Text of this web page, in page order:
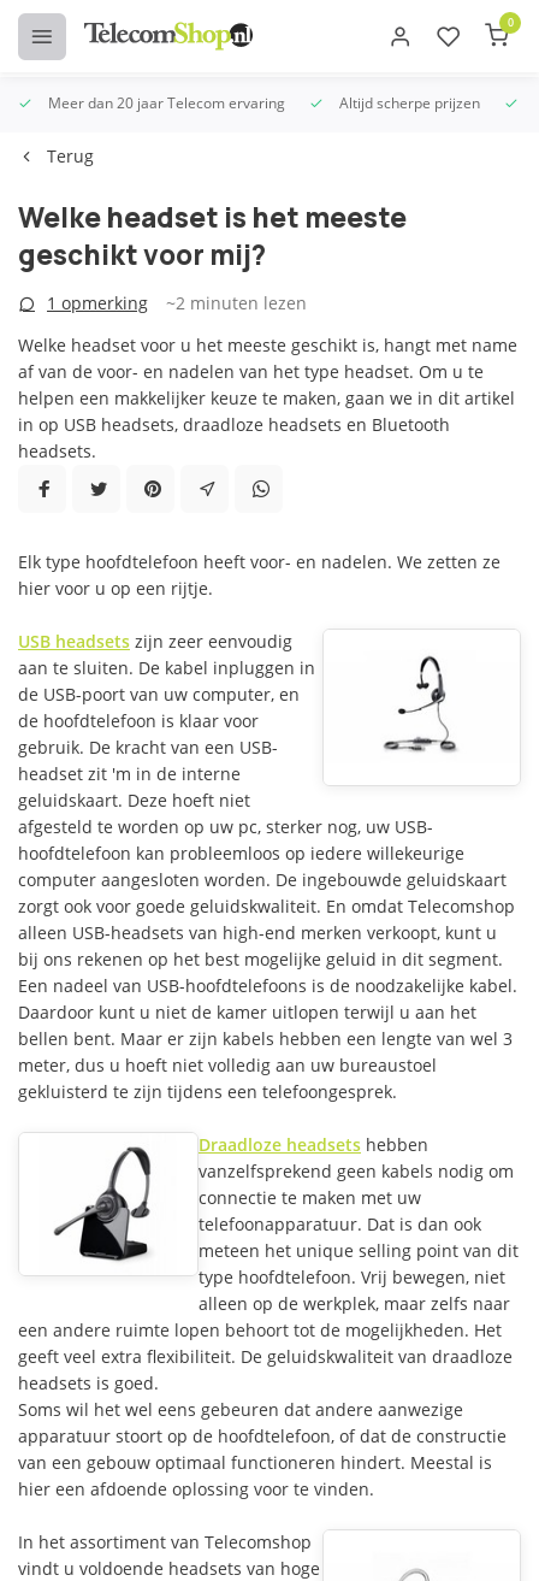
0
Meer dan 20 jaar Telecom ervaring Altijd scherpe prijzen
Terug
Welke headset is het meeste
geschikt voor mij?
1 opmerking ~2 minuten lezen
Welke headset voor u het meeste geschikt is, hangt met name
af van de voor- en nadelen van het type headset. Om u te
helpen een makkelijker keuze te maken, gaan we in dit artikel
in op USB headsets, draadloze headsets en Bluetooth
headsets.
Elk type hoofdtelefoon heeft voor- en nadelen. We zetten ze
hier voor u op een rijtje.
USB headsets zijn zeer eenvoudig
aan te sluiten. De kabel inpluggen in
de USB-poort van uw computer, en
de hoofdtelefoon is klaar voor
gebruik. De kracht van een USB-
headset zit 'm in de interne
geluidskaart. Deze hoeft niet
afgesteld te worden op uw pc, sterker nog, uw USB-
hoofdtelefoon kan probleemloos op iedere willekeurige
computer aangesloten worden. De ingebouwde geluidskaart
zorgt ook voor goede geluidskwaliteit. En omdat Telecomshop
alleen USB-headsets van high-end merken verkoopt, kunt u
bij ons rekenen op het best mogelijke geluid in dit segment.
Een nadeel van USB-hoofdtelefoons is de noodzakelijke kabel.
Daardoor kunt u niet de kamer uitlopen terwijl u aan het
bellen bent. Maar er zijn kabels hebben een lengte van wel 3
meter, dus u hoeft niet volledig aan uw bureaustoel
gekluisterd te zijn tijdens een telefoongesprek.
Draadloze headsets hebben
vanzelfsprekend geen kabels nodig om
connectie te maken met uw
telefoonapparatuur. Dat is dan ook
meteen het unique selling point van dit
type hoofdtelefoon. Vrij bewegen, niet
alleen op de werkplek, maar zelfs naar
een andere ruimte lopen behoort tot de mogelijkheden. Het
geeft veel extra flexibiliteit. De geluidskwaliteit van draadloze
headsets is goed.
Soms wil het wel eens gebeuren dat andere aanwezige
apparatuur stoort op de hoofdtelefoon, of dat de constructie
van een gebouw optimaal functioneren hindert. Meestal is
hier een afdoende oplossing voor te vinden.
In het assortiment van Telecomshop
vindt u voldoende headsets van hoge